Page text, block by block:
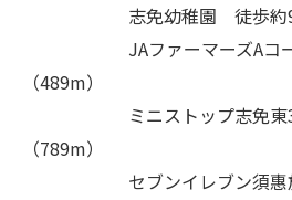
志免幼稚園 徒歩約9分
JAファーマーズAコー
（489m）
ミニストップ志免東3
（789m）
セブンイレブン須惠旅